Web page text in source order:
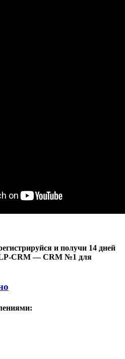
и получи 14 дней
LP-CRM — CRM №1 для